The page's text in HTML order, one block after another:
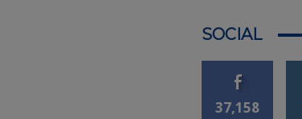
SOCIAL
37,158